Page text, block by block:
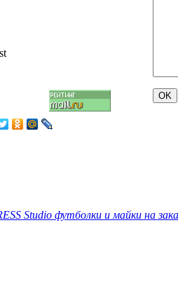
Studio футболки и майки на